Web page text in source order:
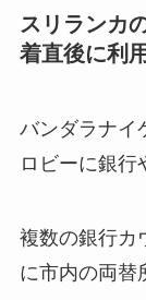
スリランカ
着直後に利
バンダラナイ
ロビーに銀行
複数の銀行カ
に市内の両替